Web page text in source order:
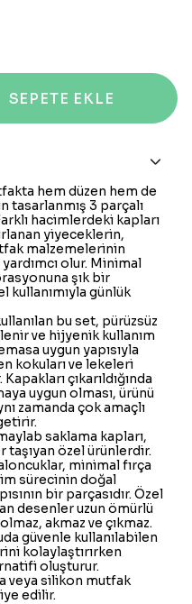
SEPETE EKLE
hem düzen hem de
tasarlanmış 3 parçalı
hacimlerdeki kapları
yiyeceklerin,
malzemelerinin
olur. Minimal
şık bir
günlük
bu set, pürüzsüz
ve hijyenik kullanım
uygun yapısıyla
kokuları ve lekeleri
çıkarıldığında
uygun olması, ürünü
zamanda çok amaçlı
saklama kapları,
özel ürünlerdir.
minimal fırça
sürecinin doğal
bir parçasıdır. Özel
desenler uzun ömürlü
akmaz ve çıkmaz.
güvenle kullanılabilen
kolaylaştırırken
oluşturur.
veya silikon mutfak
edilir.